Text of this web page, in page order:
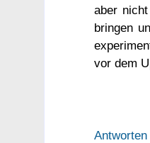
aber
bringen
vor dem
Antworten